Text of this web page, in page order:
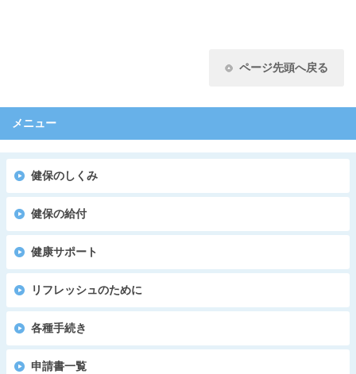
ページ先頭へ戻る
メニュー
健保のしくみ
健保の給付
健康サポート
リフレッシュのために
各種手続き
申請書一覧